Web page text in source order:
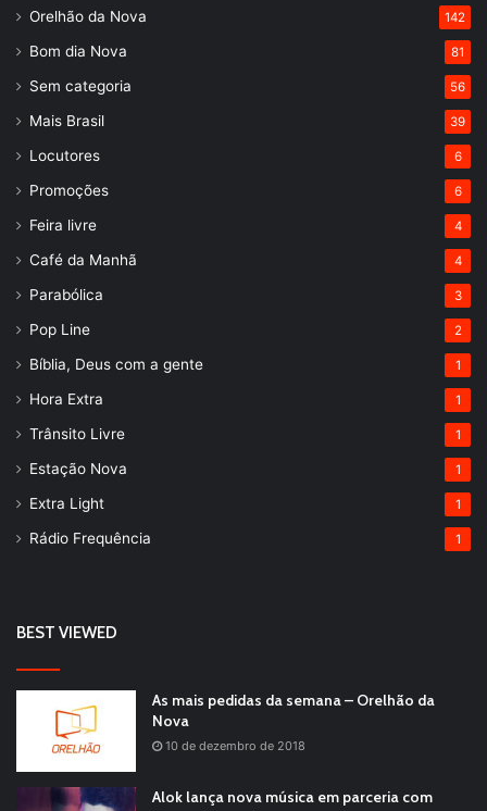
Orelhão da Nova 142
Bom dia Nova 81
Sem categoria 56
Mais Brasil 39
Locutores 6
Promoções 6
Feira livre 4
Café da Manhã 4
Parabólica 3
Pop Line 2
Bíblia, Deus com a gente 1
Hora Extra 1
Trânsito Livre 1
Estação Nova 1
Extra Light 1
Rádio Frequência 1
BEST VIEWED
As mais pedidas da semana – Orelhão da
Nova
10 de dezembro de 2018
Alok lança nova música em parceria com